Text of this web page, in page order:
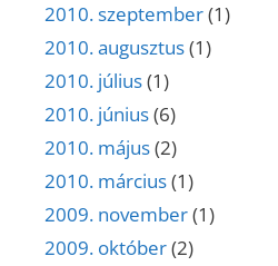
2010. szeptember(1)
2010. augusztus(1)
2010. július(1)
2010. június(6)
2010. május(2)
2010. március(1)
2009. november(1)
2009. október(2)